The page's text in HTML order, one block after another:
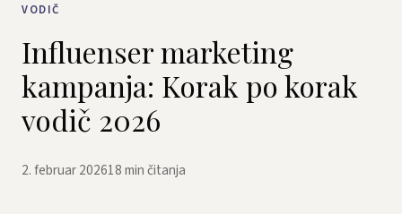
VODIČ
Influenser marketing
kampanja: Korak po korak
vodič 2026
2. februar 202618 min čitanja